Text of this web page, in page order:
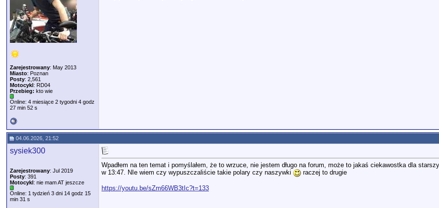
Zarejestrowany: May 2013
Miasto: Poznan
Posty: 2,561
Motocykl: RD04
Przebieg: kto wie
Online: 4 miesiące 2 tygodni 4 godz
27 min 52 s
04.06.2026, 21:52
sysiek300
Zarejestrowany: Jul 2019
Posty: 391
Motocykl: nie mam AT jeszcze
Online: 1 tydzień 3 dni 14 godz 15
min 31 s
Wpadłem na ten temat i pomyślałem, że to wrzuce, nie jestem długo na forum, może to jakaś ciekawostka dla
w 13:47. NIe wiem czy wypuszczaliście takie polary czy naszywki
raczej to drugie
https://youtu.be/sZm66WB3tIc?t=133